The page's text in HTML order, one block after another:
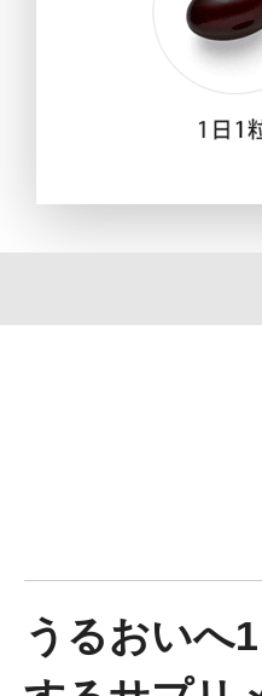
うるおいへ